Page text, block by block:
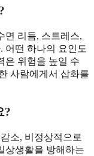
면 리듬, 스트레스,
어떤 하나의 요인도
은 위험을 높일 수
사람에게서 삽화를
?
소, 비정상적으로
상생활을 방해하는